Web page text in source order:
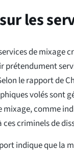
les
de mixage
prétendument
le rapport de
volés sont
mixage, comme
criminels de
indique que la